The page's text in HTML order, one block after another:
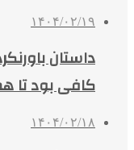
۱۴۰۴/۰۲/۱۹
داستان
کافی بود تا
۱۴۰۴/۰۲/۱۸